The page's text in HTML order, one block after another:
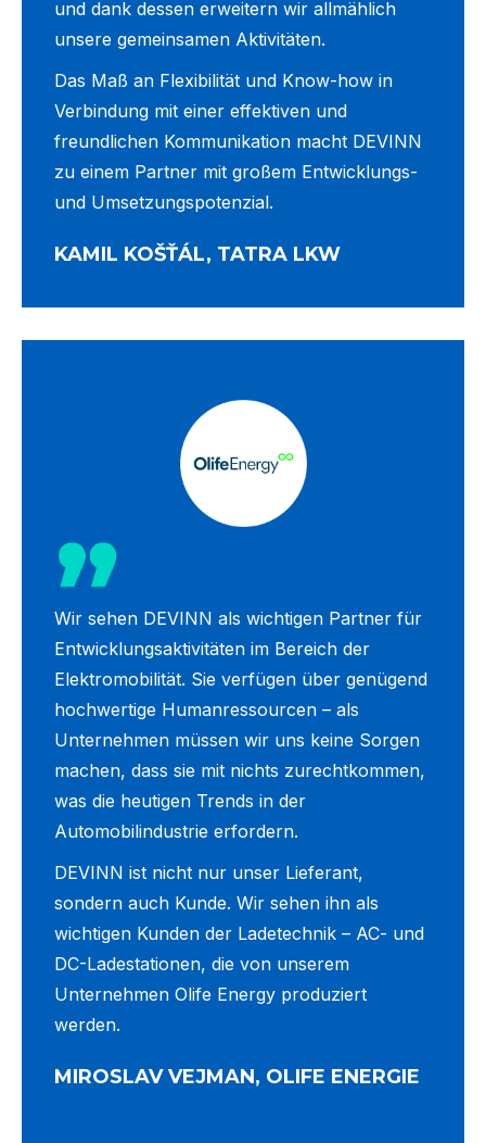
und dank dessen erweitern wir allmählich
unsere gemeinsamen Aktivitäten.
Das Maß an Flexibilität und Know-how in
Verbindung mit einer effektiven und
freundlichen Kommunikation macht DEVINN
zu einem Partner mit großem Entwicklungs-
und Umsetzungspotenzial.
KAMIL KOŠŤÁL, TATRA LKW
Wir sehen DEVINN als wichtigen Partner für
Entwicklungsaktivitäten im Bereich der
Elektromobilität. Sie verfügen über genügend
hochwertige Humanressourcen – als
Unternehmen müssen wir uns keine Sorgen
machen, dass sie mit nichts zurechtkommen,
was die heutigen Trends in der
Automobilindustrie erfordern.
DEVINN ist nicht nur unser Lieferant,
sondern auch Kunde. Wir sehen ihn als
wichtigen Kunden der Ladetechnik – AC- und
DC-Ladestationen, die von unserem
Unternehmen Olife Energy produziert
werden.
MIROSLAV VEJMAN, OLIFE ENERGIE